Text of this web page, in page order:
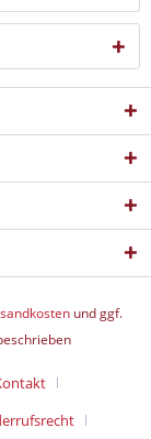
und ggf.